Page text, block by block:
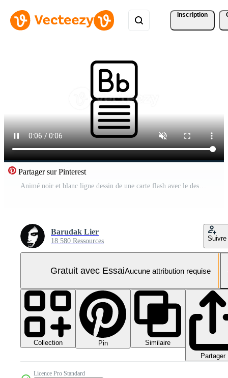
Inscription
Partager sur Pinterest
Animé noir et blanc ligne dessin de une carte flash avec le des lettres b et b sur il Vidéo Pro
Barudak Lier
18 580 Ressources Suivre
Gratuit avec EssaiAucune attribution requise
Collection Pin
Similaire
Partager
Licence Pro Standard